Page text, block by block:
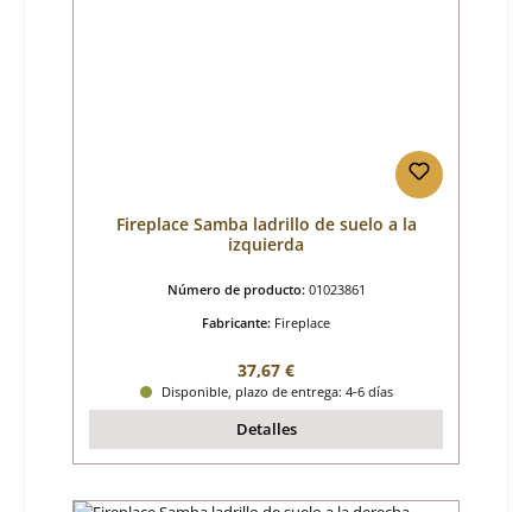
Fireplace Samba ladrillo de suelo a la
izquierda
Número de producto: 01023861
Fabricante: Fireplace
Precio normal:
37,67 €
Disponible, plazo de entrega: 4-6 días
Detalles